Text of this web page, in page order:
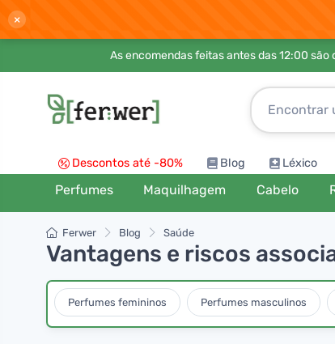
×
As encomendas feitas antes das 12:00 são
Descontos até -80% Blog Léxico
Perfumes Maquilhagem Cabelo
Ferwer Blog Saúde
Vantagens e riscos
Perfumes femininos Perfumes masculinos